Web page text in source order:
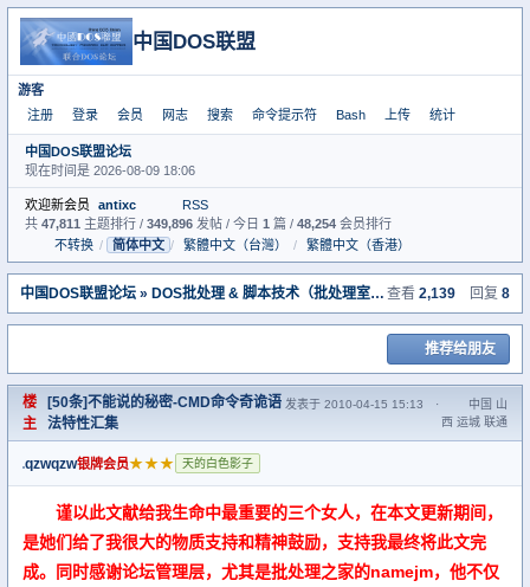
中国DOS联盟
游客
注册
登录 会员 网志 搜索 命令提示符 Bash 上传 统计
中国DOS联盟论坛
现在时间是 2026-08-09 18:06
欢迎新会员 antixc
RSS
共 47,811 主题排行 / 349,896 发帖 / 今日 1 篇 / 48,254 会员排行
不转换 / 简体中文 / 繁體中文（台灣） / 繁體中文（香港）
中国DOS联盟论坛 » DOS批处理 & 脚本技术（批处理室） » [50条]不能说的秘密
查看 2,139 回复 8
推荐给朋友
楼
主
[50条]不能说的秘密-CMD命令奇诡语
法特性汇集
发表于 2010-04-15 15:13 ·
中国 山
西 运城 联通
qzwqzw银牌会员★★★ 天的白色影子
谨以此文献给我生命中最重要的三个女人，在本文更新期间，
是她们给了我很大的物质支持和精神鼓励，支持我最终将此文完
成。同时感谢论坛管理层，尤其是批处理之家的namejm，他不仅